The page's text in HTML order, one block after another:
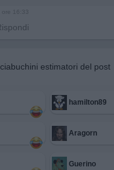
16:33
estimatori del post
hamilton89
Aragorn
Guerino